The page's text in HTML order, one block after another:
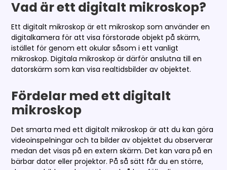
Vad är ett digitalt mikroskop?
Ett digitalt mikroskop är ett mikroskop som använder en
digitalkamera för att visa förstorade objekt på skärm,
istället för genom ett okular såsom i ett vanligt
mikroskop. Digitala mikroskop är därför anslutna till en
datorskärm som kan visa realtidsbilder av objektet.
Fördelar med ett digitalt
mikroskop
Det smarta med ett digitalt mikroskop är att du kan göra
videoinspelningar och ta bilder av objektet du observerar
medan det visas på en extern skärm. Det kan vara på en
bärbar dator eller projektor. På så sätt får du en större,